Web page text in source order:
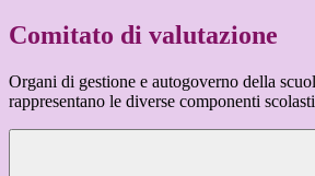
Comitato di valutazione
Organi di gestione e autogoverno della
rappresentano le diverse componenti